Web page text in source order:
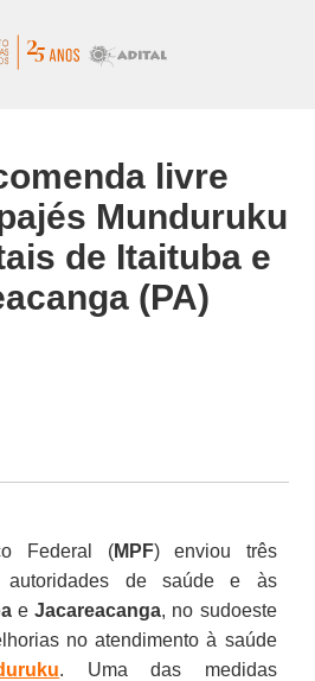
livre
Munduruku
de Itaituba e
(PA)
Federal (MPF) enviou três
autoridades de saúde e às
eJacareacanga, no sudoeste
no atendimento à saúde
. Uma das medidas